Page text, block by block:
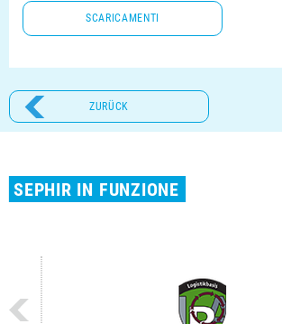
SCA­RI­CA­MEN­TI
ZURÜCK
SEPHIR IN FUNZIONE